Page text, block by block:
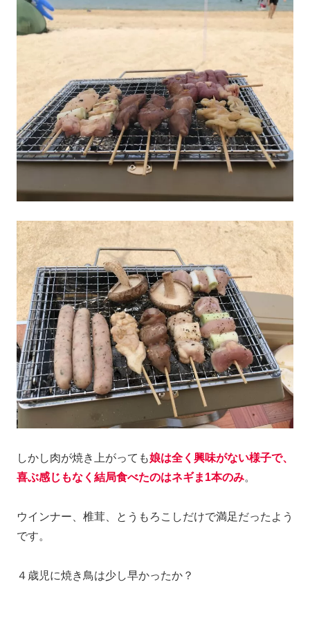
しかし肉が焼き上がっても娘は全く興味がない様子で、
喜ぶ感じもなく結局食べたのはネギま1本のみ。
ウインナー、椎茸、とうもろこしだけで満足だったよう
です。
４歳児に焼き鳥は少し早かったか？